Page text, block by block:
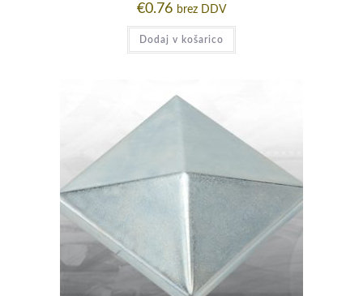
€0.76 brez DDV
Dodaj v košarico